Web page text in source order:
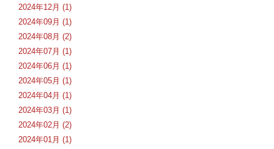
2024年12月 (1)
2024年09月 (1)
2024年08月 (2)
2024年07月 (1)
2024年06月 (1)
2024年05月 (1)
2024年04月 (1)
2024年03月 (1)
2024年02月 (2)
2024年01月 (1)